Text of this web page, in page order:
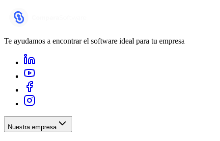
Te ayudamos a encontrar el software ideal para tu empresa
Nuestra empresa